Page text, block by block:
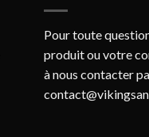
Pour toute
produit ou votre
à nous contacter